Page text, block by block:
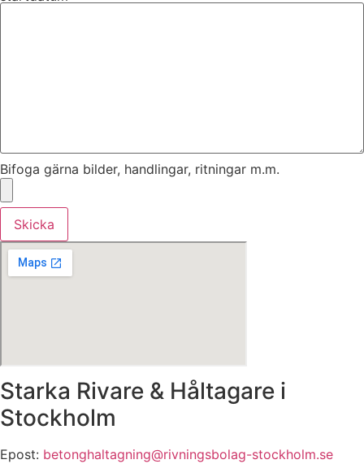
Bifoga gärna bilder, handlingar, ritningar m.m.
Skicka
Starka Rivare & Håltagare i
Stockholm
Epost: betonghaltagning@rivningsbolag-stockholm.se